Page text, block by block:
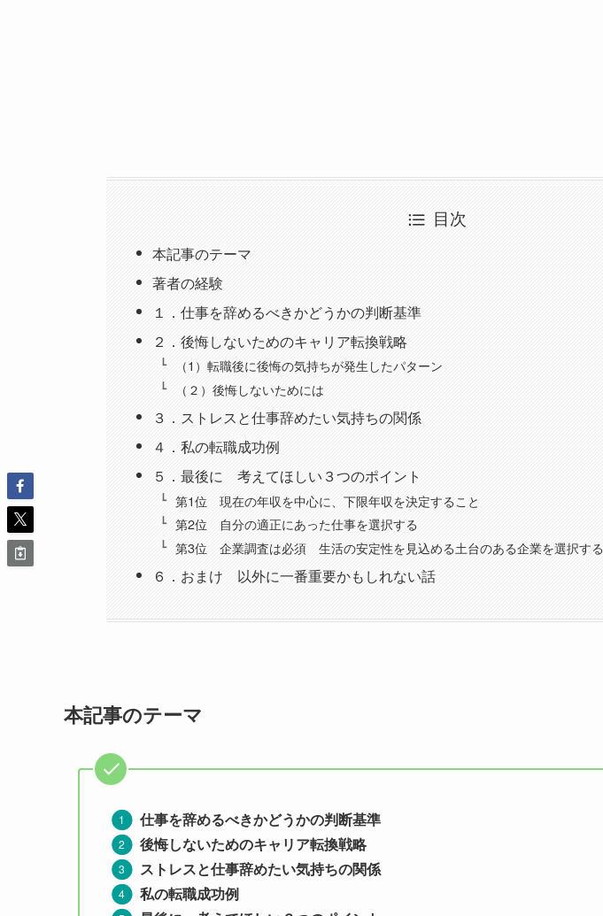
目次
本記事のテーマ
著者の経験
１．仕事を辞めるべきかどうかの判断基準
２．後悔しないためのキャリア転換戦略
（1）転職後に後悔の気持ちが発生したパターン
（２）後悔しないためには
３．ストレスと仕事辞めたい気持ちの関係
４．私の転職成功例
５．最後に 考えてほしい３つのポイント
第1位 現在の年収を中心に、下限年収を決定すること
第2位 自分の適正にあった仕事を選択する
第3位 企業調査は必須 生活の安定性を見込める土台のある企業を選択する
６．おまけ 以外に一番重要かもしれない話
本記事のテーマ
仕事を辞めるべきかどうかの判断基準
後悔しないためのキャリア転換戦略
ストレスと仕事辞めたい気持ちの関係
私の転職成功例